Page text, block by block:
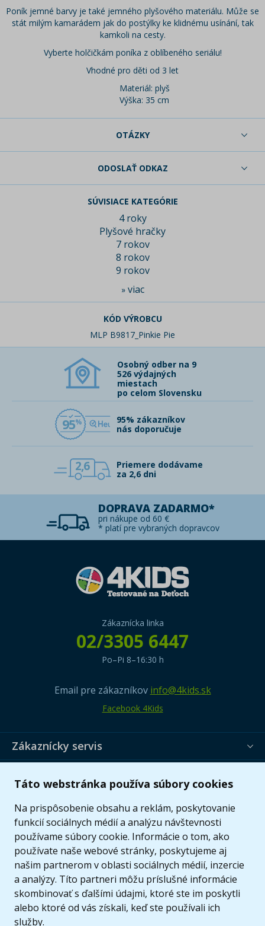
Táto webstránka používa súbory cookies
Na prispôsobenie obsahu a reklám, poskytovanie
funkcií sociálnych médií a analýzu návštevnosti
používame súbory cookie. Informácie o tom, ako
používate naše webové stránky, poskytujeme aj
našim partnerom v oblasti sociálnych médií, inzercie
a analýzy. Títo partneri môžu príslušné informácie
skombinovať s ďalšími údajmi, ktoré ste im poskytli
alebo ktoré od vás získali, keď ste používali ich
služby.
Poník jemné barvy je také jemného plyšového materiálu. Může se
stát milým kamarádem jak do postýlky ke klidnému usínání, tak
kamkoli na cesty.
Vyberte holčičkám poníka z oblíbeného seriálu!
Vhodné pro děti od 3 let
Materiál: plyš
Výška: 35 cm
OTÁZKY
ODOSLAŤ ODKAZ
SÚVISIACE KATEGÓRIE
4 roky
Plyšové hračky
7 rokov
8 rokov
9 rokov
» viac
KÓD VÝROBCU
MLP B9817_Pinkie Pie
Osobný odber na 9
526 výdajných
miestach
po celom Slovensku
95
95% zákazníkov
nás doporučuje
2,6
Priemere dodávame
za 2,6 dni
DOPRAVA ZADARMO*
pri nákupe od 60 €
* platí pre vybraných dopravcov
Zákaznícka linka
02/3305 6447
Po–Pi 8–16:30 h
Email pre zákazníkov info@4kids.sk
Facebook 4Kids
Zákaznícky servis